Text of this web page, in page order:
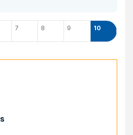
7 8 9 10